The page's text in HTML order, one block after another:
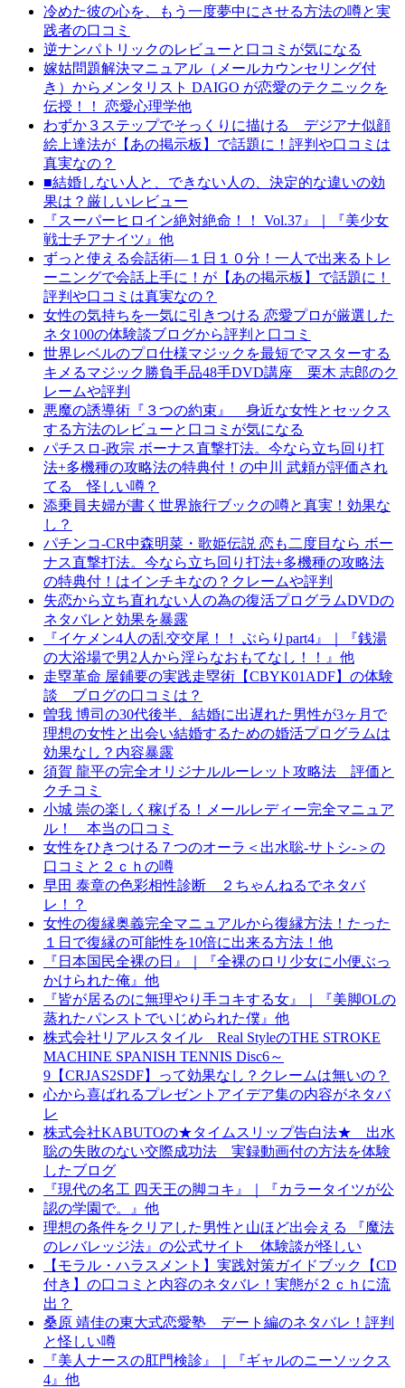
冷めた彼の心を、もう一度夢中にさせる方法の噂と実
践者の口コミ
逆ナンパトリックのレビューと口コミが気になる
嫁姑問題解決マニュアル（メールカウンセリング付
き）からメンタリスト DAIGO が恋愛のテクニックを
伝授！！ 恋愛心理学他
わずか３ステップでそっくりに描ける デジアナ似顔
絵上達法が【あの掲示板】で話題に！評判や口コミは
真実なの？
■結婚しない人と、できない人の、決定的な違いの効
果は？厳しいレビュー
『スーパーヒロイン絶対絶命！！ Vol.37』｜『美少女
戦士チアナイツ』他
ずっと使える会話術―１日１０分！一人で出来るトレ
ーニングで会話上手に！が【あの掲示板】で話題に！
評判や口コミは真実なの？
女性の気持ちを一気に引きつける 恋愛プロが厳選した
ネタ100の体験談ブログから評判と口コミ
世界レベルのプロ仕様マジックを最短でマスターする
キメるマジック勝負手品48手DVD講座 栗木 志郎のク
レームや評判
悪魔の誘導術『３つの約束』 身近な女性とセックス
する方法のレビューと口コミが気になる
パチスロ-政宗 ボーナス直撃打法。今なら立ち回り打
法+多機種の攻略法の特典付！の中川 武頼が評価され
てる 怪しい噂？
添乗員夫婦が書く世界旅行ブックの噂と真実！効果な
し？
パチンコ-CR中森明菜・歌姫伝説 恋も二度目なら ボー
ナス直撃打法。今なら立ち回り打法+多機種の攻略法
の特典付！はインチキなの？クレームや評判
失恋から立ち直れない人の為の復活プログラムDVDの
ネタバレと効果を暴露
『イケメン4人の乱交交尾！！ ぶらりpart4』｜『銭湯
の大浴場で男2人から淫らなおもてなし！！』他
走塁革命 屋鋪要の実践走塁術【CBYK01ADF】の体験
談 ブログの口コミは？
曽我 博司の30代後半、結婚に出遅れた男性が3ヶ月で
理想の女性と出会い結婚するための婚活プログラムは
効果なし？内容暴露
須賀 龍平の完全オリジナルルーレット攻略法 評価と
クチコミ
小城 崇の楽しく稼げる！メールレディー完全マニュア
ル！ 本当の口コミ
女性をひきつける７つのオーラ＜出水聡-サトシ-＞の
口コミと２ｃｈの噂
早田 泰章の色彩相性診断 ２ちゃんねるでネタバ
レ！？
女性の復縁奥義完全マニュアルから復縁方法！たった
１日で復縁の可能性を10倍に出来る方法！他
『日本国民全裸の日』｜『全裸のロリ少女に小便ぶっ
かけられた俺』他
『皆が居るのに無理やり手コキする女』｜『美脚OLの
蒸れたパンストでいじめられた僕』他
株式会社リアルスタイル Real StyleのTHE STROKE
MACHINE SPANISH TENNIS Disc6～
9【CRJAS2SDF】って効果なし？クレームは無いの？
心から喜ばれるプレゼントアイデア集の内容がネタバ
レ
株式会社KABUTOの★タイムスリップ告白法★ 出水
聡の失敗のない交際成功法 実録動画付の方法を体験
したブログ
『現代の名工 四天王の脚コキ』｜『カラータイツが公
認の学園で。』他
理想の条件をクリアした男性と山ほど出会える 『魔法
のレバレッジ法』の公式サイト 体験談が怪しい
【モラル・ハラスメント】実践対策ガイドブック【CD
付き】の口コミと内容のネタバレ！実態が２ｃｈに流
出？
桑原 靖佳の東大式恋愛塾 デート編のネタバレ！評判
と怪しい噂
『美人ナースの肛門検診』｜『ギャルのニーソックス
4』他